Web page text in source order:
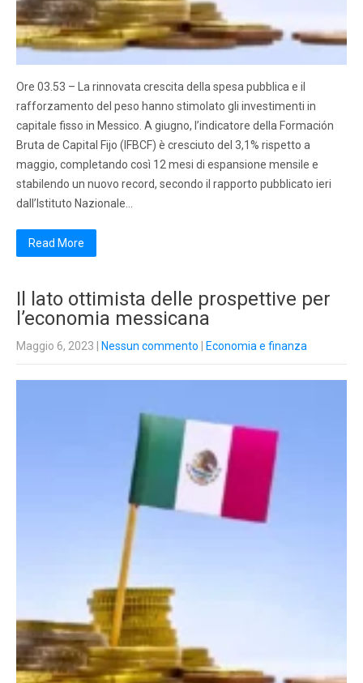
Ore 03.53 – La rinnovata crescita della spesa pubblica e il
rafforzamento del peso hanno stimolato gli investimenti in
capitale fisso in Messico. A giugno, l’indicatore della Formación
Bruta de Capital Fijo (IFBCF) è cresciuto del 3,1% rispetto a
maggio, completando così 12 mesi di espansione mensile e
stabilendo un nuovo record, secondo il rapporto pubblicato ieri
dall’Istituto Nazionale…
Read More
Il lato ottimista delle prospettive per
l’economia messicana
Maggio 6, 2023 Nessun commento Economia e finanza